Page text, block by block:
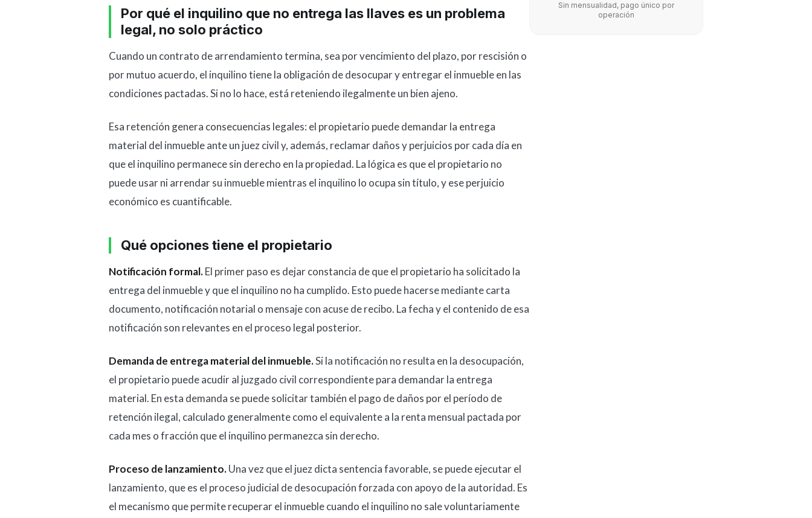
Por qué el inquilino que no entrega las llaves es un problema
legal, no solo práctico
Cuando un contrato de arrendamiento termina, sea por vencimiento del plazo, por rescisión o
por mutuo acuerdo, el inquilino tiene la obligación de desocupar y entregar el inmueble en las
condiciones pactadas. Si no lo hace, está reteniendo ilegalmente un bien ajeno.
Esa retención genera consecuencias legales: el propietario puede demandar la entrega
material del inmueble ante un juez civil y, además, reclamar daños y perjuicios por cada día en
que el inquilino permanece sin derecho en la propiedad. La lógica es que el propietario no
puede usar ni arrendar su inmueble mientras el inquilino lo ocupa sin título, y ese perjuicio
económico es cuantificable.
Qué opciones tiene el propietario
Notificación formal.El primer paso es dejar constancia de que el propietario ha solicitado la
entrega del inmueble y que el inquilino no ha cumplido. Esto puede hacerse mediante carta
documento, notificación notarial o mensaje con acuse de recibo. La fecha y el contenido de esa
notificación son relevantes en el proceso legal posterior.
Demanda de entrega material del inmueble.Si la notificación no resulta en la desocupación,
el propietario puede acudir al juzgado civil correspondiente para demandar la entrega
material. En esta demanda se puede solicitar también el pago de daños por el período de
retención ilegal, calculado generalmente como el equivalente a la renta mensual pactada por
cada mes o fracción que el inquilino permanezca sin derecho.
Proceso de lanzamiento.Una vez que el juez dicta sentencia favorable, se puede ejecutar el
lanzamiento, que es el proceso judicial de desocupación forzada con apoyo de la autoridad. Es
el mecanismo que permite recuperar el inmueble cuando el inquilino no sale voluntariamente
Sin mensualidad, pago único por
operación